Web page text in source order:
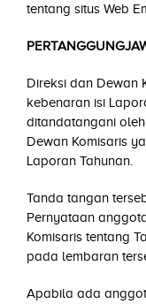
tentang situs Web
Direksi dan Dewan
kebenaran isi
ditandatangani
Dewan Komisaris
Laporan Tahunan.
Tanda tangan
Pernyataan
Komisaris tentang
pada lembaran
Apabila ada